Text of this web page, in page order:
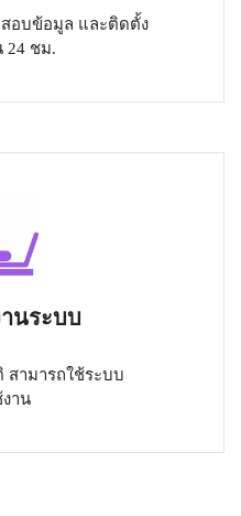
สอบข้อมูล และติดตั้ง
24 ชม.
านระบบ
สามารถใช้ระบบ
าน